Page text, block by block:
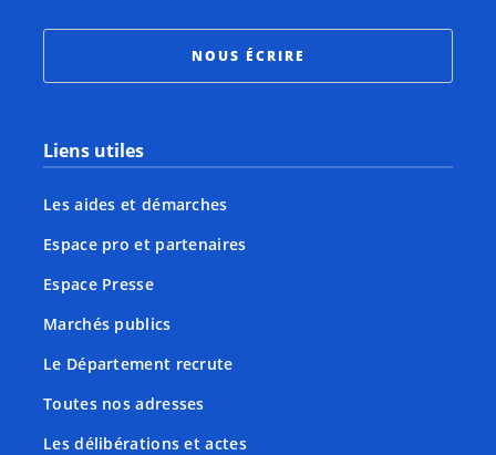
NOUS ÉCRIRE
Liens utiles
Les aides et démarches
Espace pro et partenaires
Espace Presse
Marchés publics
Le Département recrute
Toutes nos adresses
Les délibérations et actes